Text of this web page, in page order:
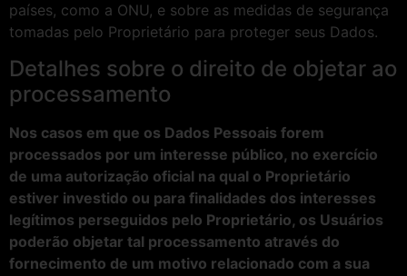
países, como a ONU, e sobre as medidas de segurança
tomadas pelo Proprietário para proteger seus Dados.
Detalhes sobre o direito de objetar ao
processamento
Nos casos em que os Dados Pessoais forem
processados por um interesse público, no exercício
de uma autorização oficial na qual o Proprietário
estiver investido ou para finalidades dos interesses
legítimos perseguidos pelo Proprietário, os Usuários
poderão objetar tal processamento através do
fornecimento de um motivo relacionado com a sua